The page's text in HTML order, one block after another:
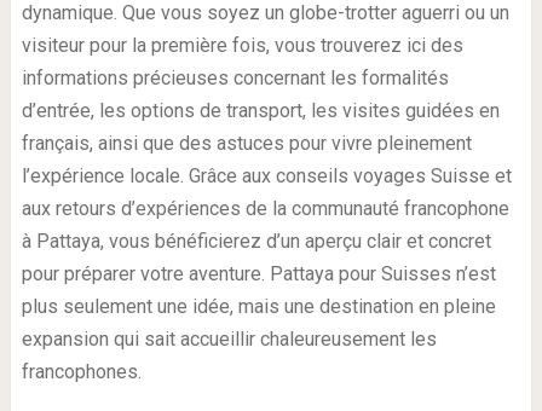
dynamique. Que vous soyez un globe-trotter aguerri ou un
visiteur pour la première fois, vous trouverez ici des
informations précieuses concernant les formalités
d’entrée, les options de transport, les visites guidées en
français, ainsi que des astuces pour vivre pleinement
l’expérience locale. Grâce aux conseils voyages Suisse et
aux retours d’expériences de la communauté francophone
à Pattaya, vous bénéficierez d’un aperçu clair et concret
pour préparer votre aventure. Pattaya pour Suisses n’est
plus seulement une idée, mais une destination en pleine
expansion qui sait accueillir chaleureusement les
francophones.